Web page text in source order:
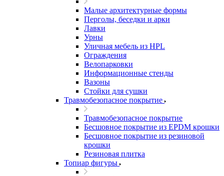
Малые архитектурные формы
Перголы, беседки и арки
Лавки
Урны
Уличная мебель из HPL
Ограждения
Велопарковки
Информационные стенды
Вазоны
Стойки для сушки
Травмобезопасное покрытие
Травмобезопасное покрытие
Бесшовное покрытие из EPDM крошки
Бесшовное покрытие из резиновой
крошки
Резиновая плитка
Топиар фигуры